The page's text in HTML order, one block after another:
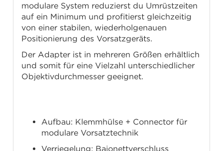
modulare System reduzierst du Umrüstzeiten
auf ein Minimum und profitierst gleichzeitig
von einer stabilen, wiederholgenauen
Positionierung des Vorsatzgeräts.
Der Adapter ist in mehreren Größen erhältlich
und somit für eine Vielzahl unterschiedlicher
Objektivdurchmesser geeignet.
Aufbau: Klemmhülse + Connector für
modulare Vorsatztechnik
Verriegelung: Bajonettverschluss